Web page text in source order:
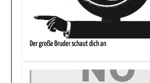
Der große Bruder schaut dich an